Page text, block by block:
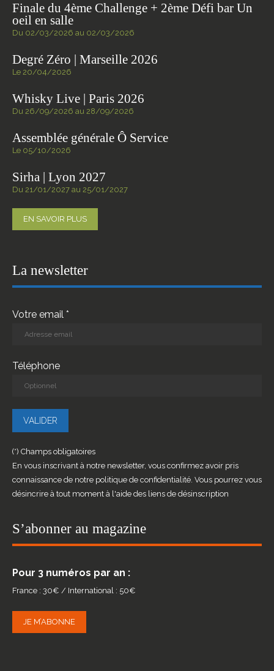
Finale du 4ème Challenge + 2ème Défi bar Un
oeil en salle
Du 02/03/2026 au 02/03/2026
Degré Zéro | Marseille 2026
Le 20/04/2026
Whisky Live | Paris 2026
Du 26/09/2026 au 28/09/2026
Assemblée générale Ô Service
Le 05/10/2026
Sirha | Lyon 2027
Du 21/01/2027 au 25/01/2027
EN SAVOIR PLUS
La newsletter
Votre email *
Téléphone
(*) Champs obligatoires
En vous inscrivant à notre newsletter, vous confirmez avoir pris
connaissance de notre politique de confidentialité. Vous pourrez vous
désincrire à tout moment à l'aide des liens de désinscription
S’abonner au magazine
Pour 3 numéros par an :
France : 30€ / International : 50€
JE M’ABONNE